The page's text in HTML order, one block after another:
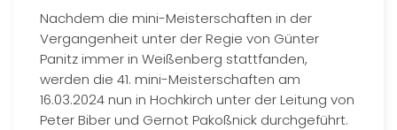
Nachdem die mini-Meisterschaften in der
Vergangenheit unter der Regie von Günter
Panitz immer in Weißenberg stattfanden,
werden die 41. mini-Meisterschaften am
16.03.2024 nun in Hochkirch unter der Leitung von
Peter Biber und Gernot Pakoßnick durchgeführt.